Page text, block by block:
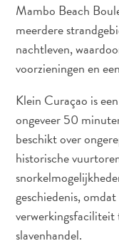
The
artist
in
ontdek
je
liefde
voor
kunst
Curaçao
Mambo Beach
meerdere
nachtleven,
voorzieningen en
Klein Curaçao is
ongeveer 50
beschikt over
historische
geschiedenis,
slavenhandel.